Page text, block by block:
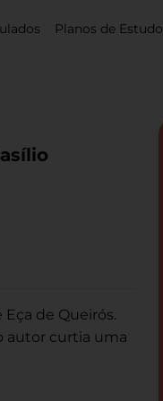
Planos de Estudo
de Queirós.
autor curtia uma